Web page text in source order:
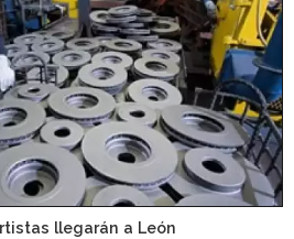
llegarán a León